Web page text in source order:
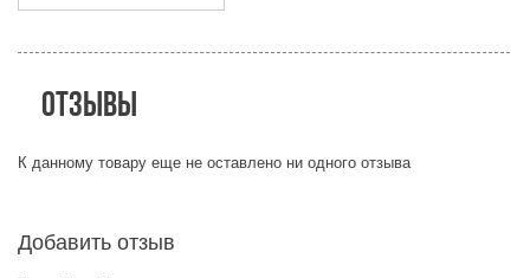
Отзывы
К данному товару еще не оставлено ни одного отзыва
Добавить отзыв